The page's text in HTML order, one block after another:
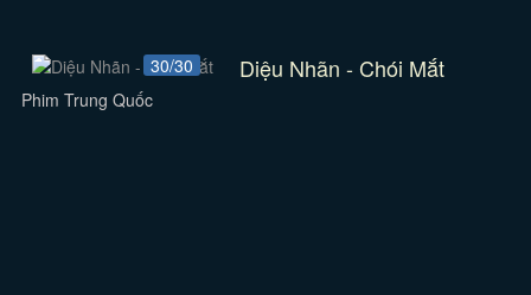
30/30 Diệu Nhãn - Chói Mắt
Phim Trung Quốc